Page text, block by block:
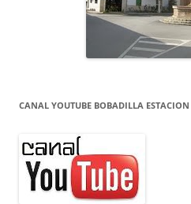
CANAL YOUTUBE BOBADILLA ESTACION